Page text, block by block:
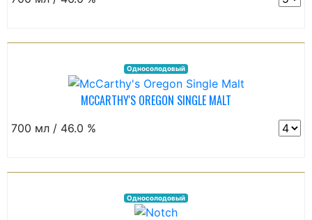
Односолодовый
MCCARTHY'S OREGON SINGLE MALT
700 мл / 46.0 %
Односолодовый